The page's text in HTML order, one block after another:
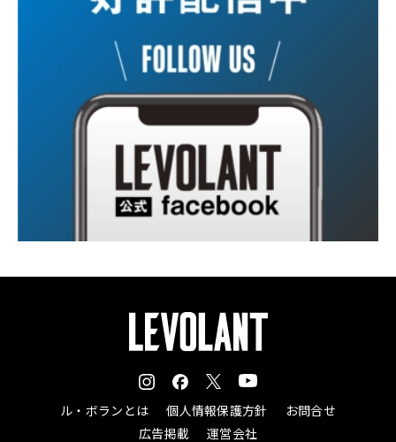
ル・ボランとは 個人情報保護方針
お問合せ
広告掲載
運営会社